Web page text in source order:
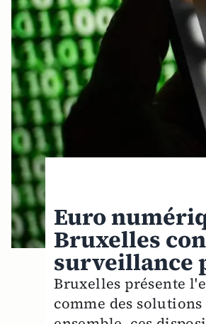
Euro
Bruxelles
surveillance
Bruxelles présente
comme des